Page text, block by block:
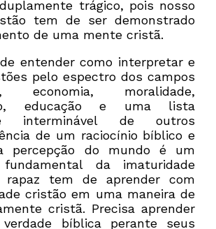
trágico, pois nosso
tem de ser demonstrado
de uma mente cristã.
entender como interpretar e
pelo espectro dos campos
moralidade,
educação e uma lista
interminável de outros
de um raciocínio bíblico e
percepção do mundo é um
da imaturidade
rapaz tem de aprender com
cristão em uma maneira de
cristã. Precisa aprender
bíblica perante seus